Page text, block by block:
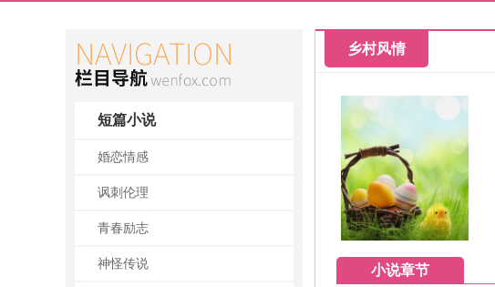
短篇小说
婚恋情感
讽刺伦理
青春励志
神怪传说
乡村风情
小说章节